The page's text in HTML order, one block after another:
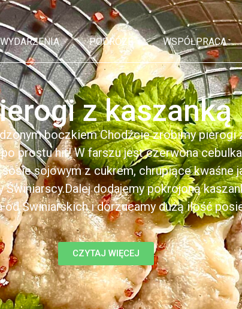
WYDARZENIA PODRÓŻE WSPÓŁPRACA
z kaszanką
boczkiem Chodźcie zrobimy pierogi
prostu hit! W farszu jest czerwona
sojowym z cukrem, chrupiące kwaśne
dodajemy pokrojoną
od Świniarskich i dorzucamy dużą ilość
CZYTAJ WIĘCEJ